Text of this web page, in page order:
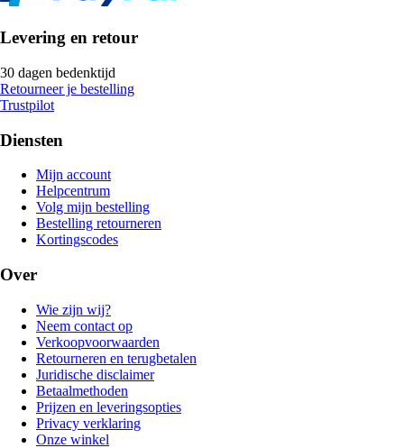
Levering en retour
30 dagen bedenktijd
Retourneer je bestelling
Trustpilot
Diensten
Mijn account
Helpcentrum
Volg mijn bestelling
Bestelling retourneren
Kortingscodes
Over
Wie zijn wij?
Neem contact op
Verkoopvoorwaarden
Retourneren en terugbetalen
Juridische disclaimer
Betaalmethoden
Prijzen en leveringsopties
Privacy verklaring
Onze winkel